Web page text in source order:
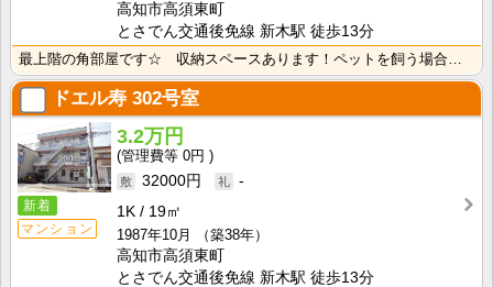
高知市高須東町
とさでん交通後免線 新木駅 徒歩13分
最上階の角部屋です☆ 収納スペースあります！ペットを飼う場合は敷金２ヶ月となります。 バストイレセパ･･･
ドエル寿 302号室
新着
マンション
3.2万円
0円
32000円
-
1K
19㎡
1987年10月
（築38年）
高知市高須東町
とさでん交通後免線 新木駅 徒歩13分